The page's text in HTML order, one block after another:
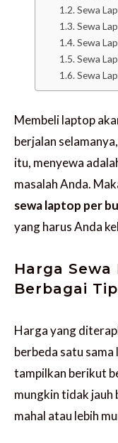
Sewa
Sewa
Sewa
Sewa
Sewa
Membeli laptop
berjalan
itu, menyewa
masalah Anda.
sewa laptop per
yang harus Anda
Harga
Berbagai
Harga yang
berbeda satu
tampilkan berikut
mungkin tidak jauh
mahal atau lebih